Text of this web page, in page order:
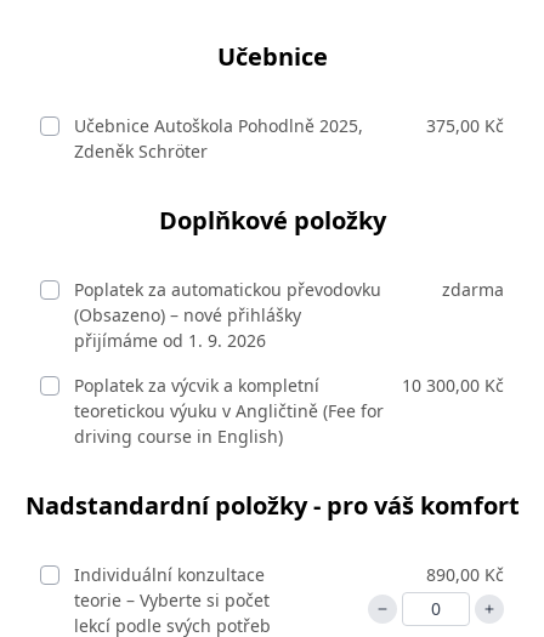
Učebnice
Učebnice Autoškola Pohodlně 2025,
Zdeněk Schröter
375,00 Kč
Doplňkové položky
Poplatek za automatickou převodovku
(Obsazeno) – nové přihlášky
přijímáme od 1. 9. 2026
zdarma
Poplatek za výcvik a kompletní
teoretickou výuku v Angličtině (Fee for
driving course in English)
10 300,00 Kč
Nadstandardní položky - pro váš komfort
Individuální konzultace
teorie – Vyberte si počet
lekcí podle svých potřeb
890,00 Kč